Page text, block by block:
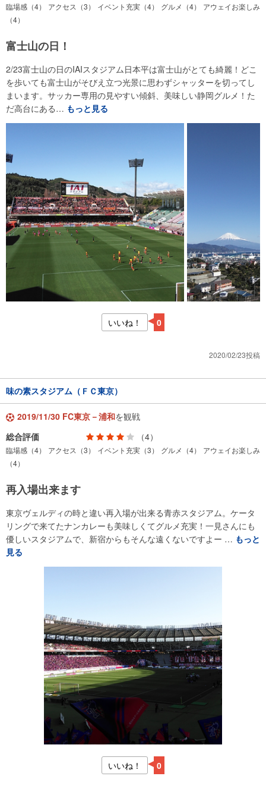
臨場感（4） アクセス（3） イベント充実（4） グルメ（4）
アウェイお楽しみ
（4）
富士山の日！
2/23富士山の日のIAIスタジアム日本平は富士山がとても綺麗！どこ
を歩いても富士山がそびえ立つ光景に思わずシャッターを切ってし
まいます。サッカー専用の見やすい傾斜、美味しい静岡グルメ！た
だ高台にある… もっと見る
いいね！ 0
2020/02/23投稿
味の素スタジアム（ＦＣ東京）
2019/11/30 FC東京－浦和を観戦
総合評価
（4）
臨場感（4） アクセス（3） イベント充実（3） グルメ（4）
アウェイお楽しみ
（4）
再入場出来ます
東京ヴェルディの時と違い再入場が出来る青赤スタジアム。ケータ
リングで来てたナンカレーも美味しくてグルメ充実！一見さんにも
優しいスタジアムで、新宿からもそんな遠くないですよー … もっと
見る
いいね！ 0